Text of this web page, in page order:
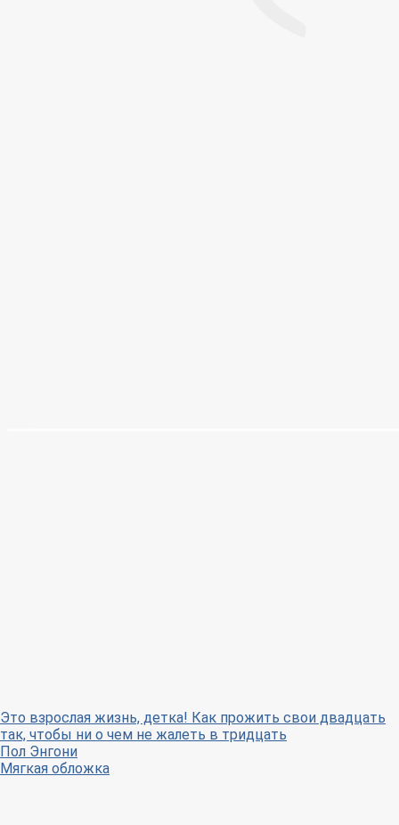
Это взрослая жизнь, детка! Как прожить свои двадцать
так, чтобы ни о чем не жалеть в тридцать
Пол Энгони
Мягкая обложка